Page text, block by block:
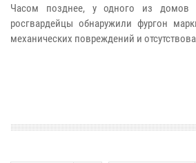
Часом позднее, у одного из домов
росгвардейцы обнаружили фургон
механических повреждений и